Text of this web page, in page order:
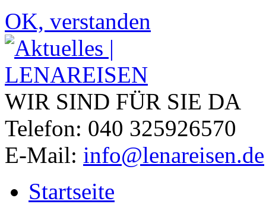
OK, verstanden
WIR SIND FÜR SIE DA
Telefon: 040 325926570
E-Mail: info@lenareisen.de
Startseite